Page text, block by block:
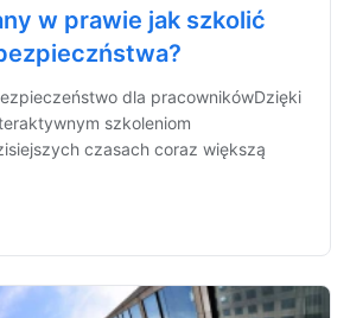
w prawie jak szkolić
dla pracownikówDzięki
szkoleniom
czasach coraz większą